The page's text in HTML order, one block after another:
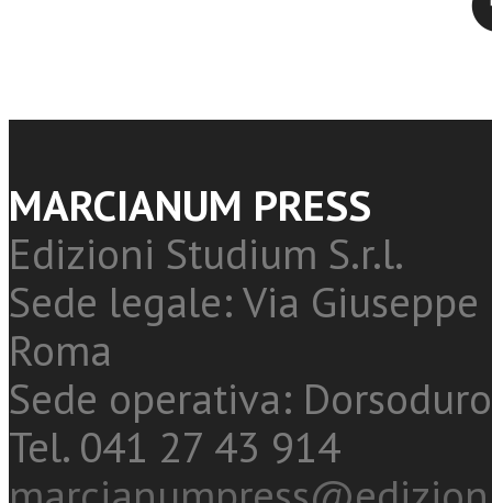
MARCIANUM PRESS
Edizioni Studium S.r.l.
Sede legale: Via
Roma
Sede operativa:
Tel. 041 27 43 914